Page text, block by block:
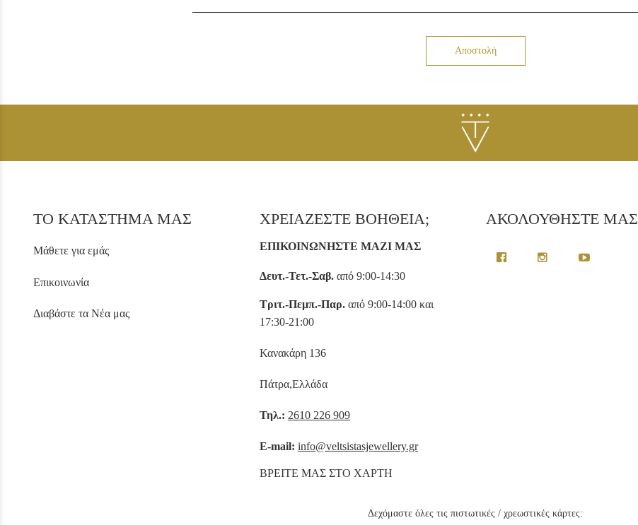
Αποστολή
ΤΟ ΚΑΤΑΣΤΗΜΑ ΜΑΣ
Μάθετε για εμάς
Επικοινωνία
Διαβάστε τα Νέα μας
ΧΡΕΙΑΖΕΣΤΕ ΒΟΗΘΕΙΑ;
ΕΠΙΚΟΙΝΩΝΗΣΤΕ ΜΑΖΙ ΜΑΣ
Δευτ.-Τετ.-Σαβ. από 9:00-14:30
Τριτ.-Πεμπ.-Παρ. από 9:00-14:00 και
17:30-21:00
Κανακάρη 136
Πάτρα,Ελλάδα
Τηλ.: 2610 226 909
E-mail: info@veltsistasjewellery.gr
ΒΡΕΙΤΕ ΜΑΣ ΣΤΟ ΧΑΡΤΗ
ΑΚΟΛΟΥΘΗΣΤΕ ΜΑΣ
Δεχόμαστε όλες τις πιστωτικές / χρεωστικές κάρτες: